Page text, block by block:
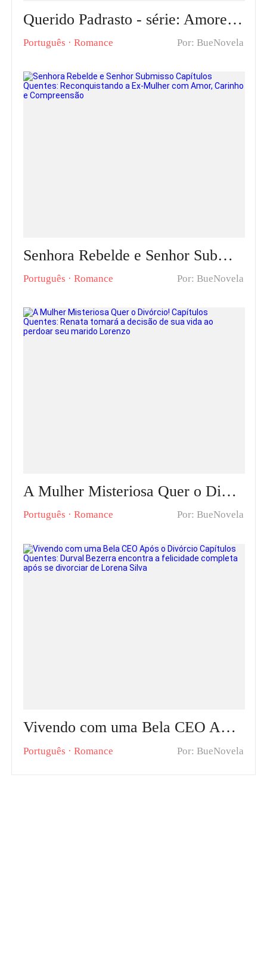
Querido Padrasto - série: Amores Proibidos Romance & Capítulos Quentes: Uma Jornada de Amor Proibido e Superação de Traumas
Português ·Romance Por: BueNovela
Senhora Rebelde e Senhor Submisso Capítulos Quentes: Reconquistando a Ex-Mulher com Amor, Carinho e Compreensão
Português ·Romance Por: BueNovela
A Mulher Misteriosa Quer o Divórcio! Capítulos Quentes: Renata tomará a decisão de sua vida ao perdoar seu marido Lorenzo
Português ·Romance Por: BueNovela
Vivendo com uma Bela CEO Após o Divórcio Capítulos Quentes: Durval Bezerra encontra a felicidade completa após se divorciar de Lorena Silva
Português ·Romance Por: BueNovela